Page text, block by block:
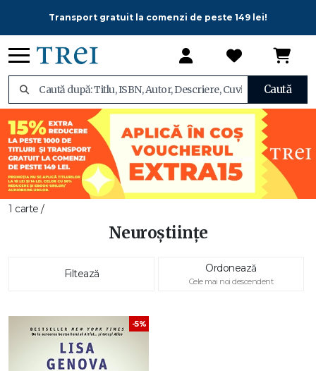
Transport gratuit la comenzi de peste 149 lei!
Caută
1 carte /
Neuroștiințe
Filtează Ordonează
Cele mai noi descendent
-5%